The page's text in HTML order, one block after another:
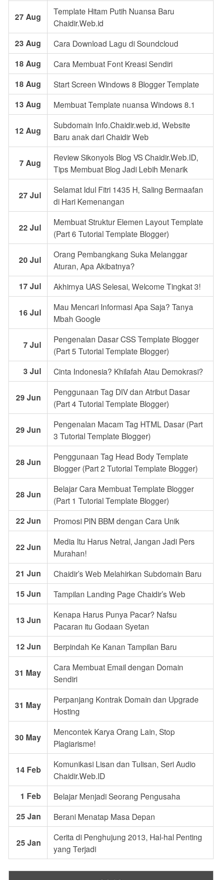
27 Aug
Template Hitam Putih Nuansa Baru
Chaidir.Web.id
23 Aug Cara Download Lagu di Soundcloud
18 Aug Cara Membuat Font Kreasi Sendiri
18 Aug Start Screen Windows 8 Blogger Template
13 Aug Membuat Template nuansa Windows 8.1
12 Aug
Subdomain Info.Chaidir.web.id, Website
Baru anak dari Chaidir Web
7 Aug
Review Sikonyols Blog VS Chaidir.Web.ID,
Tips Membuat Blog Jadi Lebih Menarik
27 Jul
Selamat Idul Fitri 1435 H, Saling Bermaafan
di Hari Kemenangan
22 Jul
Membuat Struktur Elemen Layout Template
(Part 6 Tutorial Template Blogger)
20 Jul
Orang Pembangkang Suka Melanggar
Aturan, Apa Akibatnya?
17 Jul Akhirnya UAS Selesai, Welcome Tingkat 3!
16 Jul
Mau Mencari Informasi Apa Saja? Tanya
Mbah Google
7 Jul
Pengenalan Dasar CSS Template Blogger
(Part 5 Tutorial Template Blogger)
3 Jul Cinta Indonesia? Khilafah Atau Demokrasi?
29 Jun
Penggunaan Tag DIV dan Atribut Dasar
(Part 4 Tutorial Template Blogger)
29 Jun
Pengenalan Macam Tag HTML Dasar (Part
3 Tutorial Template Blogger)
28 Jun
Penggunaan Tag Head Body Template
Blogger (Part 2 Tutorial Template Blogger)
28 Jun
Belajar Cara Membuat Template Blogger
(Part 1 Tutorial Template Blogger)
22 Jun Promosi PIN BBM dengan Cara Unik
22 Jun
Media Itu Harus Netral, Jangan Jadi Pers
Murahan!
21 Jun Chaidir’s Web Melahirkan Subdomain Baru
15 Jun Tampilan Landing Page Chaidir’s Web
13 Jun
Kenapa Harus Punya Pacar? Nafsu
Pacaran itu Godaan Syetan
12 Jun Berpindah Ke Kanan Tampilan Baru
31 May
Cara Membuat Email dengan Domain
Sendiri
31 May
Perpanjang Kontrak Domain dan Upgrade
Hosting
30 May
Mencontek Karya Orang Lain, Stop
Plagiarisme!
14 Feb
Komunikasi Lisan dan Tulisan, Seri Audio
Chaidir.Web.ID
1 Feb Belajar Menjadi Seorang Pengusaha
25 Jan Berani Menatap Masa Depan
25 Jan
Cerita di Penghujung 2013, Hal-hal Penting
yang Terjadi